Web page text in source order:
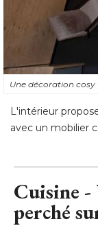
Une décoration cosy
L'intérieur
avec un mobilier
Cuisine
perché